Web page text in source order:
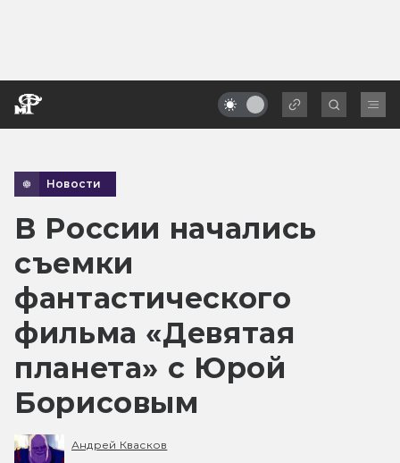
Новости
В России начались
съемки
фантастического
фильма «Девятая
планета» с Юрой
Борисовым
Андрей Квасков